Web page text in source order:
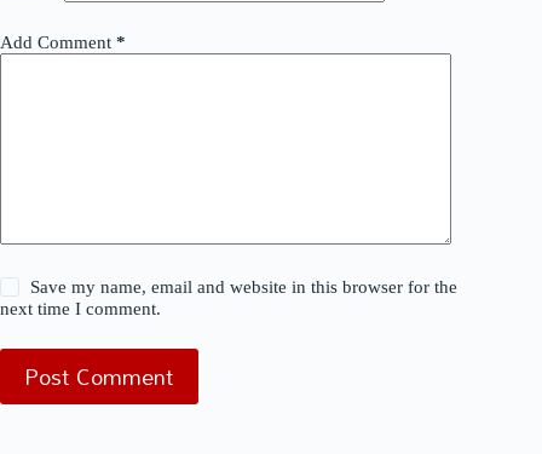
Add Comment *
Save my name, email and website in this browser for the
next time I comment.
Post Comment